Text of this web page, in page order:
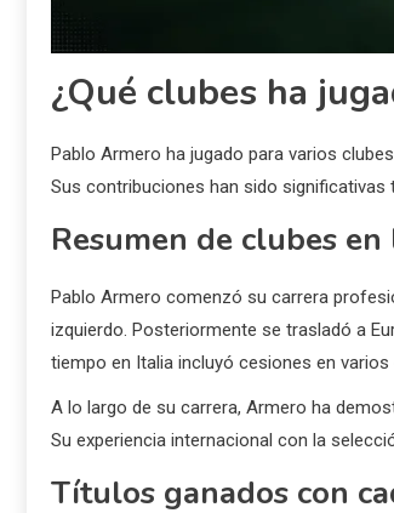
¿Qué clubes ha
Pablo Armero ha jugado para varios
Sus contribuciones han sido
Resumen de clubes
Pablo Armero comenzó su carrera
izquierdo. Posteriormente se trasladó a
tiempo en Italia incluyó cesiones en
A lo largo de su carrera, Armero ha
Su experiencia internacional con la
Títulos ganados con